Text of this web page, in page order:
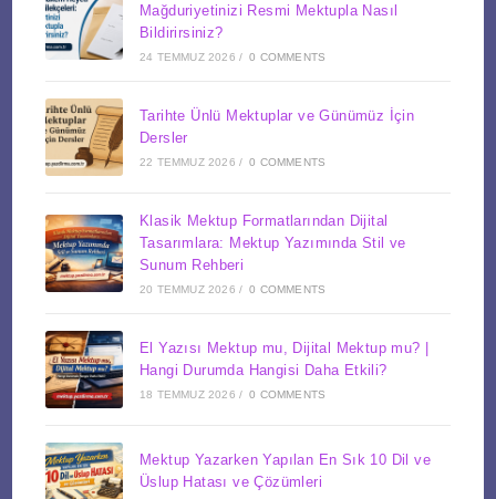
Mağduriyetinizi Resmi Mektupla Nasıl
Bildirirsiniz?
24 TEMMUZ 2026 / 0 COMMENTS
Tarihte Ünlü Mektuplar ve Günümüz İçin
Dersler
22 TEMMUZ 2026 / 0 COMMENTS
Klasik Mektup Formatlarından Dijital
Tasarımlara: Mektup Yazımında Stil ve
Sunum Rehberi
20 TEMMUZ 2026 / 0 COMMENTS
El Yazısı Mektup mu, Dijital Mektup mu? |
Hangi Durumda Hangisi Daha Etkili?
18 TEMMUZ 2026 / 0 COMMENTS
Mektup Yazarken Yapılan En Sık 10 Dil ve
Üslup Hatası ve Çözümleri